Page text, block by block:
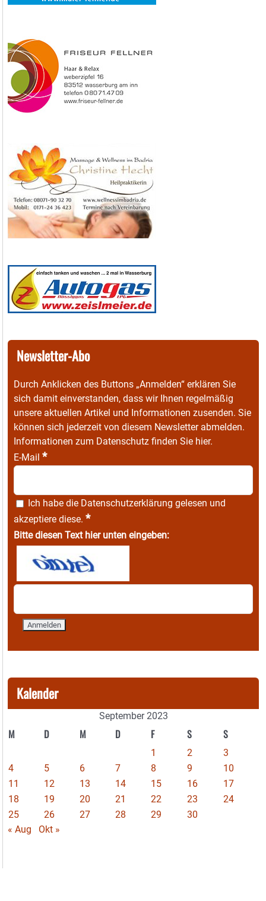
Newsletter-Abo
Durch Anklicken des Buttons „Anmelden“ erklären Sie
sich damit einverstanden, dass wir Ihnen regelmäßig
unsere aktuellen Artikel und Informationen zusenden. Sie
können sich jederzeit von diesem Newsletter abmelden.
Informationen zum Datenschutz finden Sie hier.
E-Mail *
Ich habe die Datenschutzerklärung gelesen und
akzeptiere diese. *
Bitte diesen Text hier unten eingeben:
Kalender
September 2023
M D M D F S S
1 2
3
4
5 6 7 8 9
10
11
12 13 14 15 16
17
18
19 20 21 22 23
24
25
26 27 28 29
30
« Aug
Okt »